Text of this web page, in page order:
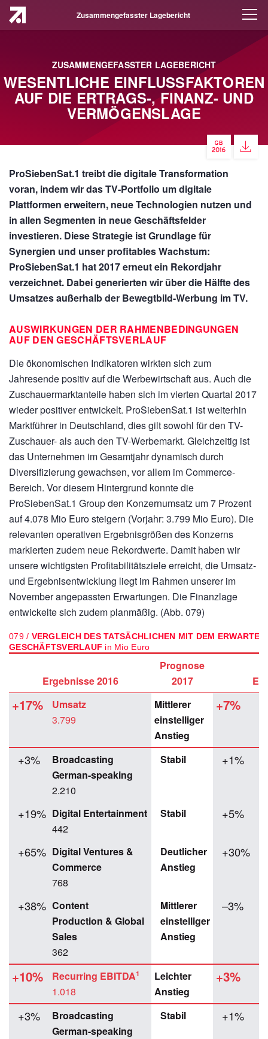
Zusammengefasster Lagebericht
ZUSAMMENGEFASSTER LAGEBERICHT
WESENTLICHE EINFLUSSFAKTOREN
AUF DIE ERTRAGS-, FINANZ- UND
VERMÖGENSLAGE
ProSiebenSat.1 treibt die digitale Transformation
voran, indem wir das TV-Portfolio um digitale
Plattformen erweitern, neue Technologien nutzen und
in allen Segmenten in neue Geschäftsfelder
investieren. Diese Strategie ist Grundlage für
Synergien und unser profitables Wachstum:
ProSiebenSat.1 hat 2017 erneut ein Rekordjahr
verzeichnet. Dabei generierten wir über die Hälfte des
Umsatzes außerhalb der Bewegtbild-Werbung im TV.
AUSWIRKUNGEN DER RAHMENBEDINGUNGEN
AUF DEN GESCHÄFTSVERLAUF
Die ökonomischen Indikatoren wirkten sich zum
Jahresende positiv auf die Werbewirtschaft aus. Auch die
Zuschauermarktanteile haben sich im vierten Quartal 2017
wieder positiver entwickelt. ProSiebenSat.1 ist weiterhin
Marktführer in Deutschland, dies gilt sowohl für den TV-
Zuschauer- als auch den TV-Werbemarkt. Gleichzeitig ist
das Unternehmen im Gesamtjahr dynamisch durch
Diversifizierung gewachsen, vor allem im Commerce-
Bereich. Vor diesem Hintergrund konnte die
ProSiebenSat.1 Group den Konzernumsatz um 7 Prozent
auf4.078 Mio Eurosteigern (Vorjahr: 3.799 Mio Euro). Die
relevanten operativen Ergebnisgrößen des Konzerns
markierten zudem neue Rekordwerte. Damit haben wir
unsere wichtigsten Profitabilitätsziele erreicht, die Umsatz-
und Ergebnisentwicklung liegt im Rahmen unserer im
November angepassten Erwartungen. Die Finanzlage
entwickelte sich zudem planmäßig. (Abb. 079)
079 / VERGLEICH DES TATSÄCHLICHEN MIT DEM
GESCHÄFTSVERLAUF in Mio Euro
Ergebnisse 2016
Prognose
2017
+17%
Umsatz
3.799
Mittlerer
einstelliger
Anstieg
+7%
+3%
Broadcasting
German-speaking
2.210
Stabil +1%
+19% Digital Entertainment
442
Stabil +5%
+65% Digital Ventures &
Commerce
768
Deutlicher
Anstieg
+30%
+38% Content
Production & Global
Sales
362
Mittlerer
einstelliger
Anstieg
–3%
+10% Recurring EBITDA1
1.018
Leichter
Anstieg
+3%
+3%
Broadcasting
German-speaking
Stabil +1%